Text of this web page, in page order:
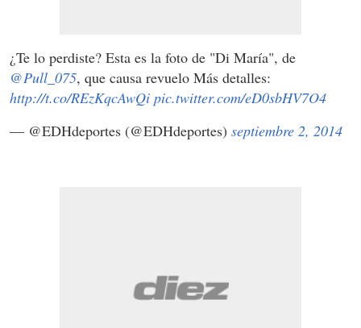
¿Te lo perdiste? Esta es la foto de "Di María", de
@Pull_075, que causa revuelo Más detalles:
http://t.co/REzKqcAwQi pic.twitter.com/eD0sbHV7O4
— @EDHdeportes (@EDHdeportes) septiembre 2, 2014